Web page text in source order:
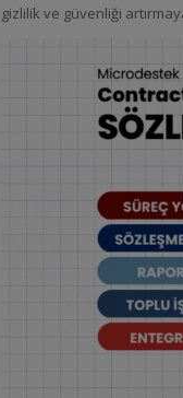
gizlilik ve güvenliği